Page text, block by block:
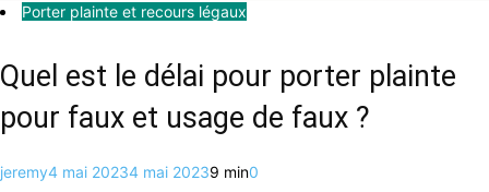
Porter plainte et recours légaux
Quel est le délai pour porter plainte
pour faux et usage de faux ?
jeremy4 mai 20234 mai 20239 min0